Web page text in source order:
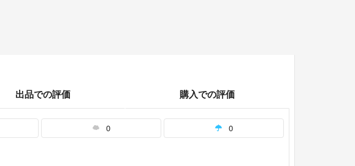
出品での評価 購入での評価
0 0